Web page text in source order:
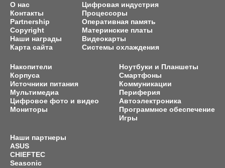
О нас
Контакты
Partnership
Copyright
Наши награды
Карта сайта
Цифровая индустрия
Процессоры
Оперативная память
Материнские платы
Видеокарты
Системы охлаждения
Накопители
Корпуса
Источники питания
Мультимедиа
Цифровое фото и видео
Мониторы
Ноутбуки и Планшеты
Смартфоны
Коммуникации
Периферия
Автоэлектроника
Программное обеспечение
Игры
Наши партнеры
ASUS
CHIEFTEC
Seasonic